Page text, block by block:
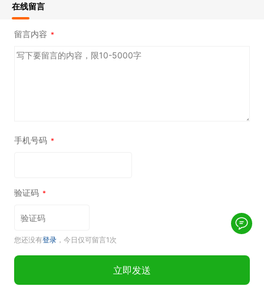
在线留言
留言内容 *
手机号码 *
验证码 *
您还没有登录 ，今日仅可留言1次